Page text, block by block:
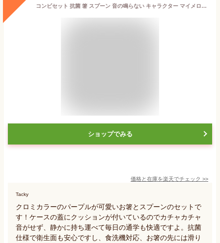
コンビセット 抗菌 箸 スプーン 音の鳴らない キャラクター マイメロディ クロミ （ クロミちゃん マイメロ お弁当 弁当 幼稚園 保育園 給食 キッズ 食洗機対応 カトラリーセット お箸 子供 日本製 カトラリー ）
ショップでみる
価格と在庫を楽天でチェック >>
Tacky
クロミカラーのパープルが可愛いお箸とスプーンのセットで
す！ケースの蓋にクッションが付いているのでカチャカチャ
音がせず、静かに持ち運べて毎日の通学も快適ですよ。抗菌
仕様で衛生面も安心ですし、食洗機対応、お箸の先には滑り